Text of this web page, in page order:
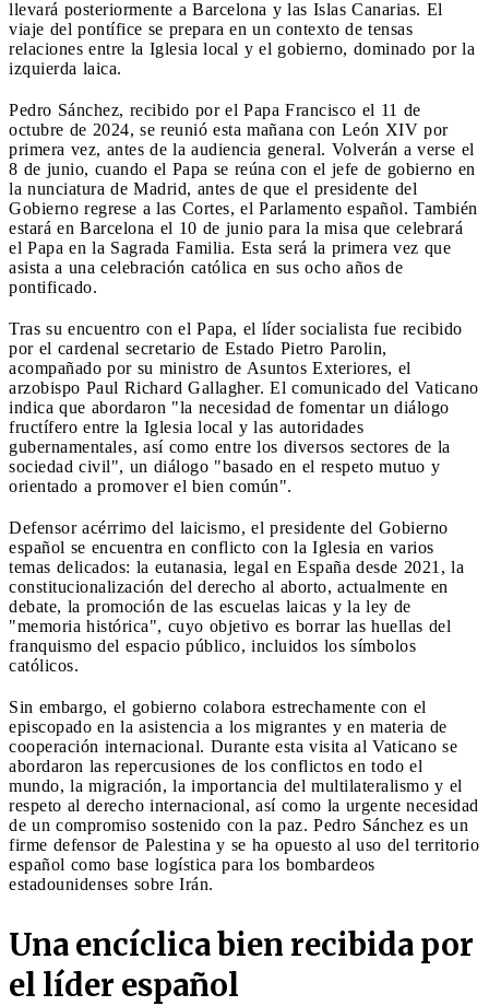
llevará posteriormente a Barcelona y las Islas Canarias. El
viaje del pontífice se prepara en un contexto de tensas
relaciones entre la Iglesia local y el gobierno, dominado por la
izquierda laica.
Pedro Sánchez, recibido por el Papa Francisco el 11 de
octubre de 2024, se reunió esta mañana con León XIV por
primera vez, antes de la audiencia general. Volverán a verse el
8 de junio, cuando el Papa se reúna con el jefe de gobierno en
la nunciatura de Madrid, antes de que el presidente del
Gobierno regrese a las Cortes, el Parlamento español. También
estará en Barcelona el 10 de junio para la misa que celebrará
el Papa en la Sagrada Familia. Esta será la primera vez que
asista a una celebración católica en sus ocho años de
pontificado.
Tras su encuentro con el Papa, el líder socialista fue recibido
por el cardenal secretario de Estado Pietro Parolin,
acompañado por su ministro de Asuntos Exteriores, el
arzobispo Paul Richard Gallagher. El comunicado del Vaticano
indica que abordaron "la necesidad de fomentar un diálogo
fructífero entre la Iglesia local y las autoridades
gubernamentales, así como entre los diversos sectores de la
sociedad civil", un diálogo "basado en el respeto mutuo y
orientado a promover el bien común".
Defensor acérrimo del laicismo, el presidente del Gobierno
español se encuentra en conflicto con la Iglesia en varios
temas delicados: la eutanasia, legal en España desde 2021, la
constitucionalización del derecho al aborto, actualmente en
debate, la promoción de las escuelas laicas y la ley de
"memoria histórica", cuyo objetivo es borrar las huellas del
franquismo del espacio público, incluidos los símbolos
católicos.
Sin embargo, el gobierno colabora estrechamente con el
episcopado en la asistencia a los migrantes y en materia de
cooperación internacional. Durante esta visita al Vaticano se
abordaron las repercusiones de los conflictos en todo el
mundo, la migración, la importancia del multilateralismo y el
respeto al derecho internacional, así como la urgente necesidad
de un compromiso sostenido con la paz. Pedro Sánchez es un
firme defensor de Palestina y se ha opuesto al uso del territorio
español como base logística para los bombardeos
estadounidenses sobre Irán.
Una encíclica bien recibida por
el líder español